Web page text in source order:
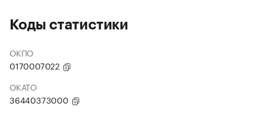
Коды статистики
ОКПО
0170007022
ОКАТО
36440373000